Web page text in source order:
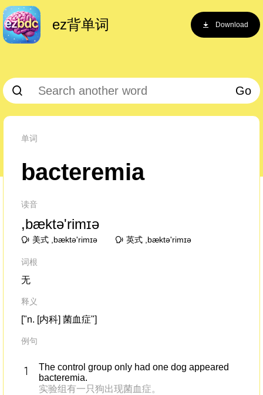
ez背单词 Download
Go
单词
bacteremia
读音
,bæktə'rimɪə
美式 ,bæktə'rimɪə 英式 ,bæktə'rimɪə
词根
无
释义
["n. [内科] 菌血症"]
例句
The control group only had one dog appeared
bacteremia.
实验组有一只狗出现菌血症。